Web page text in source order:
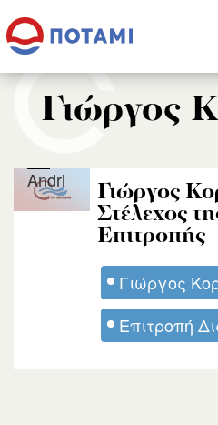
Γιώργος
Γιώργος
Στέλεχος
Επιτροπής
Γιώργος
Επιτροπή
Andri